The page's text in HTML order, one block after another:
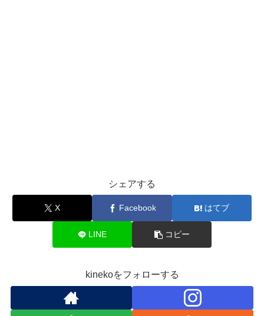
シェアする
X Facebook はてブ
LINE コピー
kinekoをフォローする